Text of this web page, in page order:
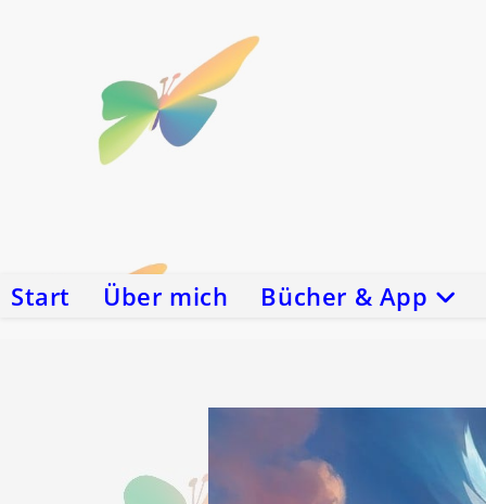
Start Über mich Bücher & App